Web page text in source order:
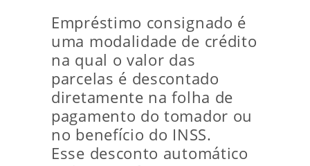
Empréstimo consignado é
uma modalidade de crédito
na qual o valor das
parcelas é descontado
diretamente na folha de
pagamento do tomador ou
no benefício do INSS.
Esse desconto automático